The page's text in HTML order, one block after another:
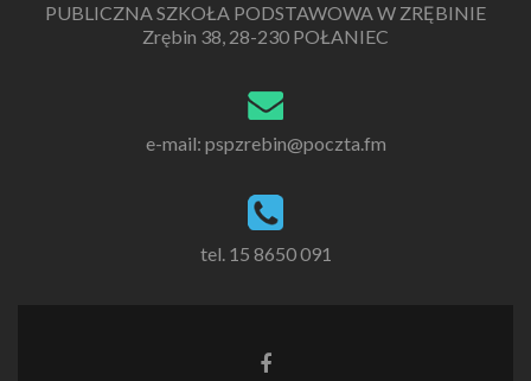
PUBLICZNA SZKOŁA PODSTAWOWA W ZRĘBINIE
Zrębin 38, 28-230 POŁANIEC
e-mail: pspzrebin@poczta.fm
tel. 15 8650 091
Link